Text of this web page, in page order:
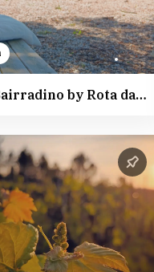
Picnic Bairradino by Rota da Bairrada